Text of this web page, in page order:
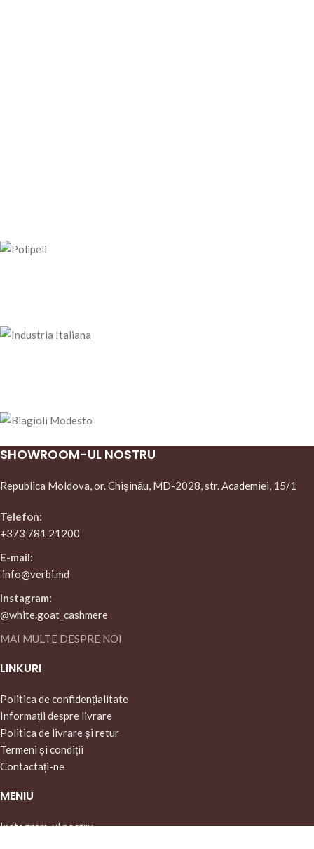
SHOWROOM-UL NOSTRU
Republica Moldova, or. Chișinău, MD-2028, str. Academiei, 15/1
Telefon:
+373 781 21200
E-mail:
info@verbi.md
Instagram:
@white.goat_cashmere
MAI MULTE DESPRE NOI
LINKURI
Politica de confidențialitate
Informații despre livrare
Politica de livrare și retur
Termeni și condiții
Contactați-ne
MENIU
Instagram-ul nostru